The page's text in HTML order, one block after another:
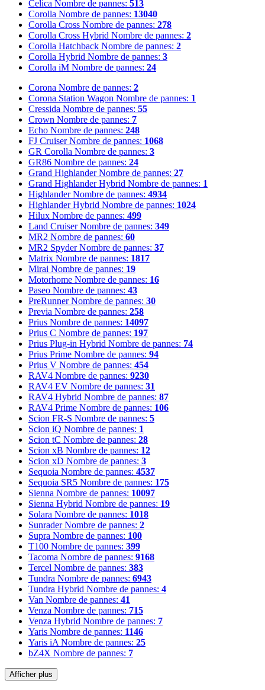
Celica Nombre de pannes: 513
Corolla Nombre de pannes: 13040
Corolla Cross Nombre de pannes: 278
Corolla Cross Hybrid Nombre de pannes: 2
Corolla Hatchback Nombre de pannes: 2
Corolla Hybrid Nombre de pannes: 3
Corolla iM Nombre de pannes: 24
Corona Nombre de pannes: 2
Corona Station Wagon Nombre de pannes: 1
Cressida Nombre de pannes: 55
Crown Nombre de pannes: 7
Echo Nombre de pannes: 248
FJ Cruiser Nombre de pannes: 1068
GR Corolla Nombre de pannes: 3
GR86 Nombre de pannes: 24
Grand Highlander Nombre de pannes: 27
Grand Highlander Hybrid Nombre de pannes: 1
Highlander Nombre de pannes: 4934
Highlander Hybrid Nombre de pannes: 1024
Hilux Nombre de pannes: 499
Land Cruiser Nombre de pannes: 349
MR2 Nombre de pannes: 60
MR2 Spyder Nombre de pannes: 37
Matrix Nombre de pannes: 1817
Mirai Nombre de pannes: 19
Motorhome Nombre de pannes: 16
Paseo Nombre de pannes: 43
PreRunner Nombre de pannes: 30
Previa Nombre de pannes: 258
Prius Nombre de pannes: 14097
Prius C Nombre de pannes: 197
Prius Plug-in Hybrid Nombre de pannes: 74
Prius Prime Nombre de pannes: 94
Prius V Nombre de pannes: 454
RAV4 Nombre de pannes: 9230
RAV4 EV Nombre de pannes: 31
RAV4 Hybrid Nombre de pannes: 87
RAV4 Prime Nombre de pannes: 106
Scion FR-S Nombre de pannes: 5
Scion iQ Nombre de pannes: 1
Scion tC Nombre de pannes: 28
Scion xB Nombre de pannes: 12
Scion xD Nombre de pannes: 3
Sequoia Nombre de pannes: 4537
Sequoia SR5 Nombre de pannes: 175
Sienna Nombre de pannes: 10097
Sienna Hybrid Nombre de pannes: 19
Solara Nombre de pannes: 1018
Sunrader Nombre de pannes: 2
Supra Nombre de pannes: 100
T100 Nombre de pannes: 399
Tacoma Nombre de pannes: 9168
Tercel Nombre de pannes: 383
Tundra Nombre de pannes: 6943
Tundra Hybrid Nombre de pannes: 4
Van Nombre de pannes: 41
Venza Nombre de pannes: 715
Venza Hybrid Nombre de pannes: 7
Yaris Nombre de pannes: 1146
Yaris iA Nombre de pannes: 25
bZ4X Nombre de pannes: 7
Afficher plus